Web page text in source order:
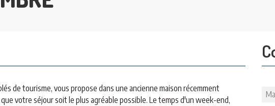
de tourisme, vous propose dans une ancienne maison récemment
votre séjour soit le plus agréable possible. Le temps d'un week-end,